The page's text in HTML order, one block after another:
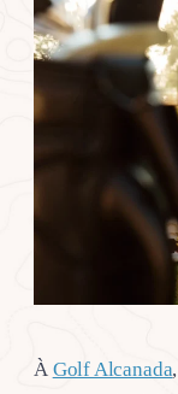
À Golf Alcanada